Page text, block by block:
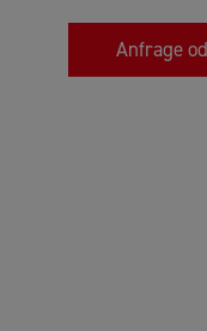
Anfrage